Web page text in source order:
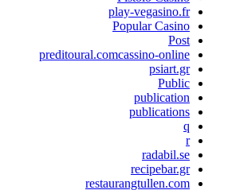
play-vegasino.fr
Popular Casino
Post
preditoural.comcassino-online
psiart.gr
Public
publication
publications
q
r
radabil.se
recipebar.gr
restaurangtullen.com